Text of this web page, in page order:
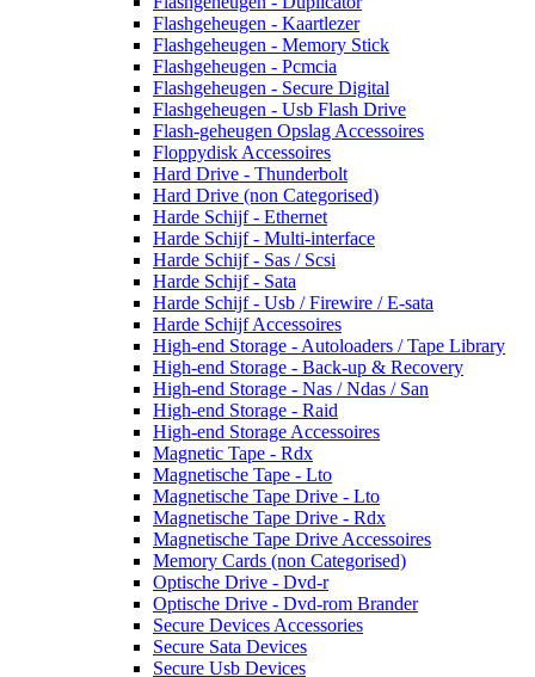
Flashgeheugen - Kaartlezer
Flashgeheugen - Memory Stick
Flashgeheugen - Pcmcia
Flashgeheugen - Secure Digital
Flashgeheugen - Usb Flash Drive
Flash-geheugen Opslag Accessoires
Floppydisk Accessoires
Hard Drive - Thunderbolt
Hard Drive (non Categorised)
Harde Schijf - Ethernet
Harde Schijf - Multi-interface
Harde Schijf - Sas / Scsi
Harde Schijf - Sata
Harde Schijf - Usb / Firewire / E-sata
Harde Schijf Accessoires
High-end Storage - Autoloaders / Tape Library
High-end Storage - Back-up & Recovery
High-end Storage - Nas / Ndas / San
High-end Storage - Raid
High-end Storage Accessoires
Magnetic Tape - Rdx
Magnetische Tape - Lto
Magnetische Tape Drive - Lto
Magnetische Tape Drive - Rdx
Magnetische Tape Drive Accessoires
Memory Cards (non Categorised)
Optische Drive - Dvd-r
Optische Drive - Dvd-rom Brander
Secure Devices Accessories
Secure Sata Devices
Secure Usb Devices